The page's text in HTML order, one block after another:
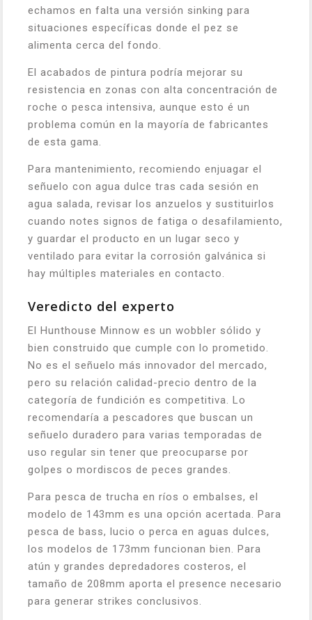
echamos en falta una versión sinking para
situaciones específicas donde el pez se
alimenta cerca del fondo.
El acabados de pintura podría mejorar su
resistencia en zonas con alta concentración de
roche o pesca intensiva, aunque esto é un
problema común en la mayoría de fabricantes
de esta gama.
Para mantenimiento, recomiendo enjuagar el
señuelo con agua dulce tras cada sesión en
agua salada, revisar los anzuelos y sustituirlos
cuando notes signos de fatiga o desafilamiento,
y guardar el producto en un lugar seco y
ventilado para evitar la corrosión galvánica si
hay múltiples materiales en contacto.
Veredicto del experto
El Hunthouse Minnow es un wobbler sólido y
bien construido que cumple con lo prometido.
No es el señuelo más innovador del mercado,
pero su relación calidad-precio dentro de la
categoría de fundición es competitiva. Lo
recomendaría a pescadores que buscan un
señuelo duradero para varias temporadas de
uso regular sin tener que preocuparse por
golpes o mordiscos de peces grandes.
Para pesca de trucha en ríos o embalses, el
modelo de 143mm es una opción acertada. Para
pesca de bass, lucio o perca en aguas dulces,
los modelos de 173mm funcionan bien. Para
atún y grandes depredadores costeros, el
tamaño de 208mm aporta el presence necesario
para generar strikes conclusivos.